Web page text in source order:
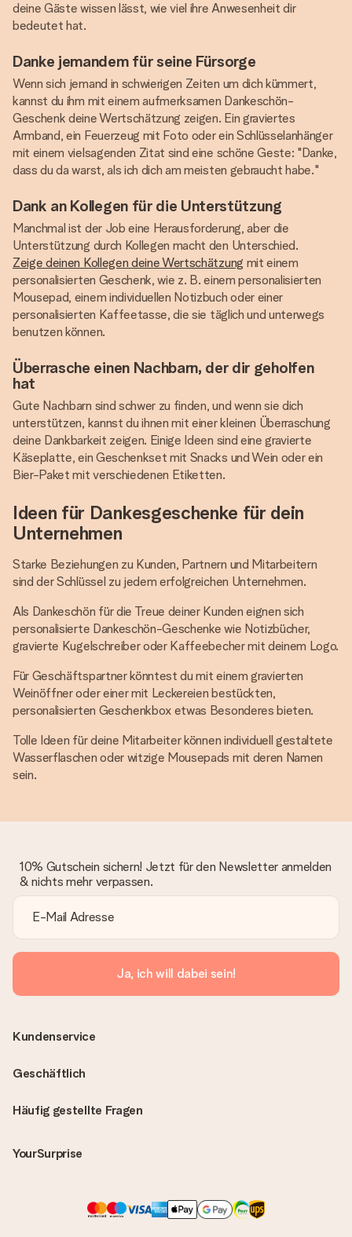
deine Gäste wissen lässt, wie viel ihre Anwesenheit dir
bedeutet hat.
Danke jemandem für seine Fürsorge
Wenn sich jemand in schwierigen Zeiten um dich kümmert,
kannst du ihm mit einem aufmerksamen Dankeschön-
Geschenk deine Wertschätzung zeigen. Ein graviertes
Armband, ein Feuerzeug mit Foto oder ein Schlüsselanhänger
mit einem vielsagenden Zitat sind eine schöne Geste: "Danke,
dass du da warst, als ich dich am meisten gebraucht habe."
Dank an Kollegen für die Unterstützung
Manchmal ist der Job eine Herausforderung, aber die
Unterstützung durch Kollegen macht den Unterschied.
Zeige deinen Kollegen deine Wertschätzung mit einem
personalisierten Geschenk, wie z. B. einem personalisierten
Mousepad, einem individuellen Notizbuch oder einer
personalisierten Kaffeetasse, die sie täglich und unterwegs
benutzen können.
Überrasche einen Nachbarn, der dir geholfen
hat
Gute Nachbarn sind schwer zu finden, und wenn sie dich
unterstützen, kannst du ihnen mit einer kleinen Überraschung
deine Dankbarkeit zeigen. Einige Ideen sind eine gravierte
Käseplatte, ein Geschenkset mit Snacks und Wein oder ein
Bier-Paket mit verschiedenen Etiketten.
Ideen für Dankesgeschenke für dein
Unternehmen
Starke Beziehungen zu Kunden, Partnern und Mitarbeitern
sind der Schlüssel zu jedem erfolgreichen Unternehmen.
Als Dankeschön für die Treue deiner Kunden eignen sich
personalisierte Dankeschön-Geschenke wie Notizbücher,
gravierte Kugelschreiber oder Kaffeebecher mit deinem Logo.
Für Geschäftspartner könntest du mit einem gravierten
Weinöffner oder einer mit Leckereien bestückten,
personalisierten Geschenkbox etwas Besonderes bieten.
Tolle Ideen für deine Mitarbeiter können individuell gestaltete
Wasserflaschen oder witzige Mousepads mit deren Namen
sein.
10% Gutschein sichern! Jetzt für den Newsletter anmelden
& nichts mehr verpassen.
Ja, ich will dabei sein!
Häufig gestellte Fragen
YourSurprise
Kundenservice
Geschäftlich